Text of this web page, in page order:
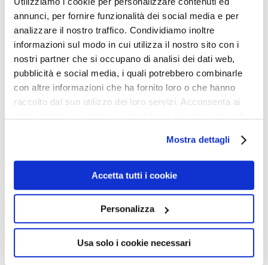
annunci, per fornire funzionalità dei social media e per
analizzare il nostro traffico. Condividiamo inoltre
informazioni sul modo in cui utilizza il nostro sito con i
nostri partner che si occupano di analisi dei dati web,
pubblicità e social media, i quali potrebbero combinarle
con altre informazioni che ha fornito loro o che hanno
raccolto dal suo utilizzo dei loro servizi. Acconsenta ai
Mostra dettagli
Accetta tutti i cookie
Personalizza
Usa solo i cookie necessari
Volga, Volga, cara madre, Volga, fiume russo, mai hai
veduto un simile regalo dai cosacchi del Don!
Волга, Волга, мать родная,
На, красавицу возьми!
Perché non vi sia discordia tra gente guerriera, Volga,